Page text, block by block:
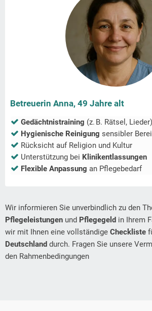
Betreuerin Anna, 49 Jahre alt
Gedächtnistraining (z. B. Rätsel, Lieder)
Hygienische Reinigung sensibler
Rücksicht auf Religion und Kultur
Unterstützung bei Klinikentlassungen
Flexible Anpassung an Pflegebedarf
Wir informieren Sie unverbindlich zu den
Pflegeleistungen und Pflegegeld in Ihrem
wir mit Ihnen eine vollständige Checkliste
Deutschland durch. Fragen Sie unsere
den Rahmenbedingungen